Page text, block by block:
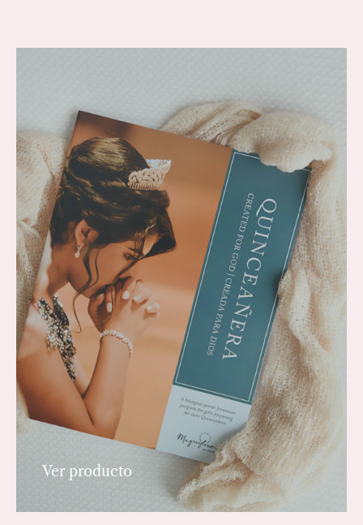
Ver producto